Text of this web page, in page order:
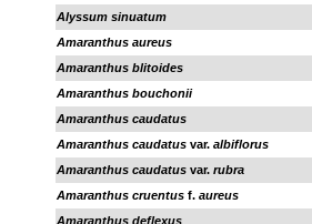
Alyssum sinuatum
Amaranthus aureus
Amaranthus blitoides
Amaranthus bouchonii
Amaranthus caudatus
Amaranthus caudatus var. albiflorus
Amaranthus caudatus var. rubra
Amaranthus cruentus f. aureus
Amaranthus deflexus